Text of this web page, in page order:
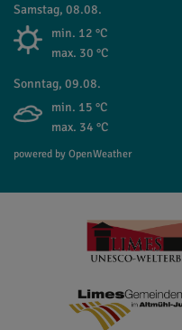
Samstag, 08.08.
min. 12 °C
max. 30 °C
Sonntag, 09.08.
min. 15 °C
max. 34 °C
powered by OpenWeather